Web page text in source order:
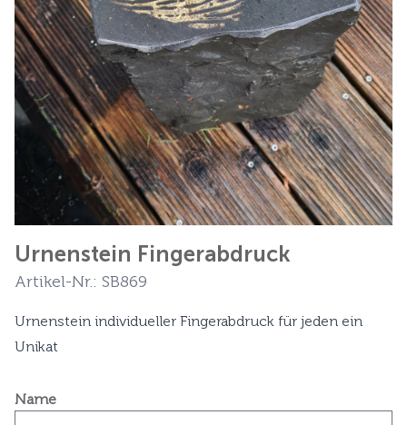
Urnenstein Fingerabdruck
Artikel-Nr.: SB869
Urnenstein individueller Fingerabdruck für jeden ein
Unikat
Name